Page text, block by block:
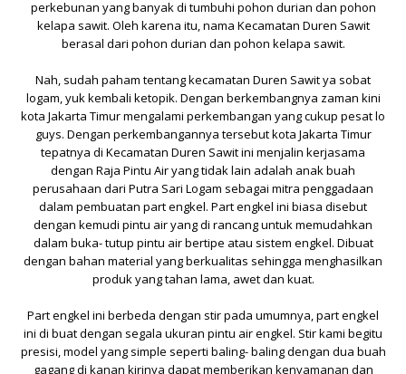
perkebunan yang banyak di tumbuhi pohon durian dan pohon
kelapa sawit. Oleh karena itu, nama Kecamatan Duren Sawit
berasal dari pohon durian dan pohon kelapa sawit.
Nah, sudah paham tentang kecamatan Duren Sawit ya sobat
logam, yuk kembali ketopik. Dengan berkembangnya zaman kini
kota Jakarta Timur mengalami perkembangan yang cukup pesat lo
guys. Dengan perkembangannya tersebut kota Jakarta Timur
tepatnya di Kecamatan Duren Sawit ini menjalin kerjasama
dengan Raja Pintu Airyang tidak lain adalah anak buah
perusahaan dari Putra Sari Logam sebagai mitra penggadaan
dalam pembuatan part engkel. Part engkel ini biasa disebut
dengan kemudi pintu air yang di rancang untuk memudahkan
dalam buka- tutup pintu air bertipe atau sistem engkel. Dibuat
dengan bahan material yang berkualitas sehingga menghasilkan
produk yang tahan lama, awet dan kuat.
Part engkel ini berbeda dengan stir pada umumnya, part engkel
ini di buat dengan segala ukuran pintu air engkel. Stir kami begitu
presisi, model yang simple seperti baling- baling dengan dua buah
gagang di kanan kirinya dapat memberikan kenyamanan dan